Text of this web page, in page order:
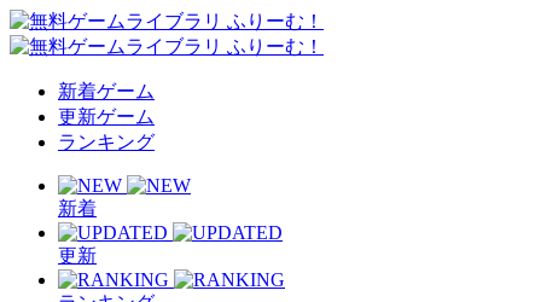
新着ゲーム
更新ゲーム
ランキング
新着
更新